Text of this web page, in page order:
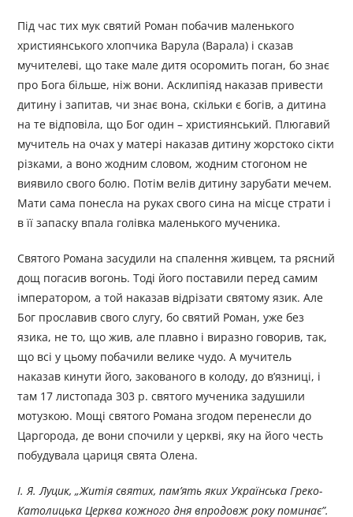
Під час тих мук святий Роман побачив маленького
християнського хлопчика Варула (Варала) і сказав
мучителеві, що таке мале дитя осоромить поган, бо знає
про Бога більше, ніж вони. Асклипіяд наказав привести
дитину і запитав, чи знає вона, скільки є богів, а дитина
на те відповіла, що Бог один – християнський. Плюгавий
мучитель на очах у матері наказав дитину жорстоко сікти
різками, а воно жодним словом, жодним стогоном не
виявило свого болю. Потім велів дитину зарубати мечем.
Мати сама понесла на руках свого сина на місце страти і
в її запаску впала голівка маленького мученика.
Святого Романа засудили на спалення живцем, та рясний
дощ погасив вогонь. Тоді його поставили перед самим
імператором, а той наказав відрізати святому язик. Але
Бог прославив свого слугу, бо святий Роман, уже без
язика, не то, що жив, але плавно і виразно говорив, так,
що всі у цьому побачили велике чудо. А мучитель
наказав кинути його, закованого в колоду, до в’язниці, і
там 17 листопада 303 р. святого мученика задушили
мотузкою. Мощі святого Романа згодом перенесли до
Царгорода, де вони спочили у церкві, яку на його честь
побудувала цариця свята Олена.
І. Я. Луцик, „Житія святих, пам’ять яких Українська Греко-
Католицька Церква кожного дня впродовж року поминає”.